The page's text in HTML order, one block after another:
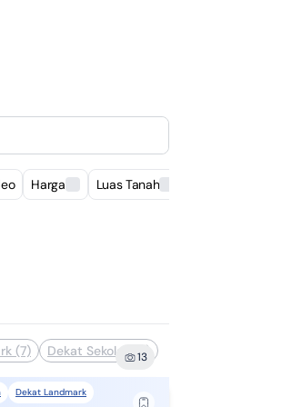
Harga Luas Tanah
(7) Dekat Sekolah (7)
13
Dekat Landmark